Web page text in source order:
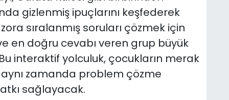
gizlenmiş ipuçlarını keşfederek
sıralanmış soruları çözmek için
en doğru cevabı veren grup büyük
interaktif yolculuk, çocukların merak
zamanda problem çözme
sağlayacak.